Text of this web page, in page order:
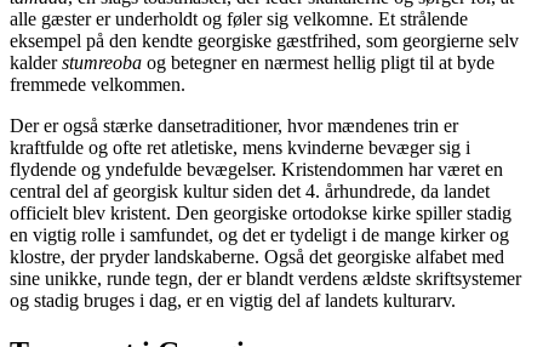
alle gæster er underholdt og føler sig velkomne. Et strålende
eksempel på den kendte georgiske gæstfrihed, som georgierne selv
kalderstumreoba og betegner en nærmest hellig pligt til at byde
fremmede velkommen.
Der er også stærke dansetraditioner, hvor mændenes trin er
kraftfulde og ofte ret atletiske, mens kvinderne bevæger sig i
flydende og yndefulde bevægelser. Kristendommen har været en
central del af georgisk kultur siden det 4. århundrede, da landet
officielt blev kristent. Den georgiske ortodokse kirke spiller stadig
en vigtig rolle i samfundet, og det er tydeligt i de mange kirker og
klostre, der pryder landskaberne. Også det georgiske alfabet med
sine unikke, runde tegn, der er blandt verdens ældste skriftsystemer
og stadig bruges i dag, er en vigtig del af landets kulturarv.